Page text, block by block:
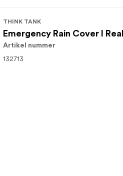
THINK TANK
Emergency Rain Cover I
Artikel nummer
132713